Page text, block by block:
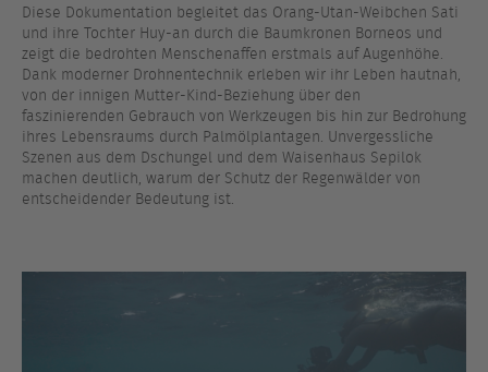
Diese Dokumentation begleitet das Orang-Utan-Weibchen Sati
und ihre Tochter Huy-an durch die Baumkronen Borneos und
zeigt die bedrohten Menschenaffen erstmals auf Augenhöhe.
Dank moderner Drohnentechnik erleben wir ihr Leben hautnah,
von der innigen Mutter-Kind-Beziehung über den
faszinierenden Gebrauch von Werkzeugen bis hin zur Bedrohung
ihres Lebensraums durch Palmölplantagen. Unvergessliche
Szenen aus dem Dschungel und dem Waisenhaus Sepilok
machen deutlich, warum der Schutz der Regenwälder von
entscheidender Bedeutung ist.